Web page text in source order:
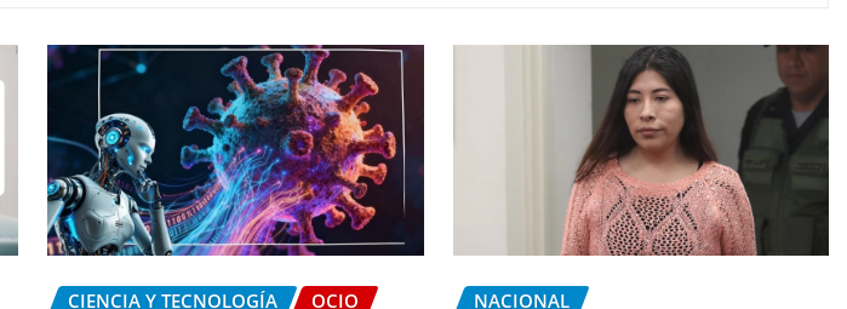
CIENCIA Y TECNOLOGÍA OCIO NACIONAL